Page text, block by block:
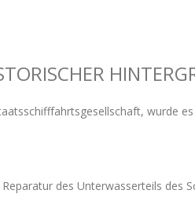
wurde
des Unterwasserteils